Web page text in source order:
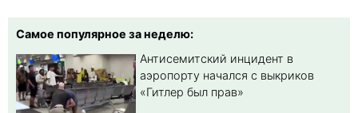
Самое популярное за неделю:
Антисемитский инцидент в
аэропорту начался с выкриков
«Гитлер был прав»